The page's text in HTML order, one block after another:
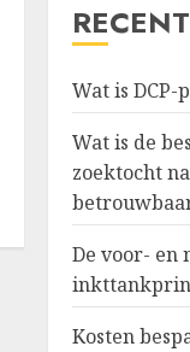
Wat is DCP-
Wat is de
zoektocht
De voor- en
Kosten